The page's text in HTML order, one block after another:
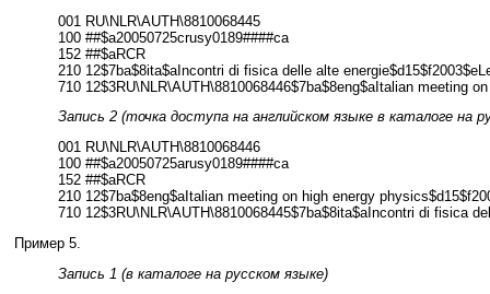
001 RU\NLR\AUTH\8810068445
100 ##$a20050725crusy0189####ca
152 ##$aRCR
210 12$7ba$8ita$aIncontri di fisica delle alte
710 12$3RU\NLR\AUTH\8810068446$7ba$8eng$aItalian meeting
Запись 2 (точка доступа на английском языке в каталоге на
001 RU\NLR\AUTH\8810068446
100 ##$a20050725arusy0189####ca
152 ##$aRCR
210 12$7ba$8eng$aItalian meeting on high energy
710 12$3RU\NLR\AUTH\8810068445$7ba$8ita$aIncontri di fisica
Пример 5.
Запись 1 (в каталоге на русском языке)